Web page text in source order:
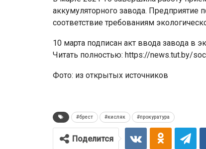
аккумуляторного завода.
соответствие требованиям
10 марта подписан акт ввода завода в
Читать полностью: https://news.tut.by/
Фото: из открытых источников
#брест #кисляк #прокуратура
Поделится